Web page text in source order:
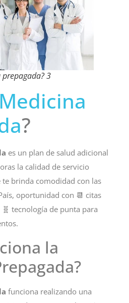
prepagada? 3
Medicina
?
es un plan de salud adicional
la calidad de servicio
te brinda comodidad con las
oportunidad con 📆 citas
tecnología de punta para
la
funciona realizando una